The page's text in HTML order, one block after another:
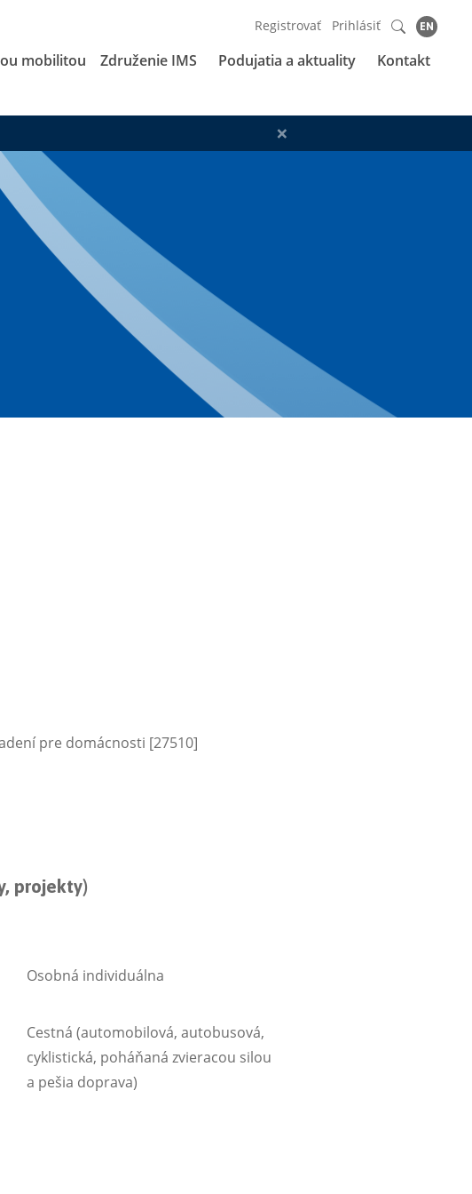
mobilitou Združenie IMS Podujatia a aktuality Kontakt
Registrovať Prihlásiť EN
×
pre domácnosti [27510]
projekty)
Osobná individuálna
Cestná (automobilová, autobusová,
cyklistická, poháňaná zvieracou silou
a pešia doprava)